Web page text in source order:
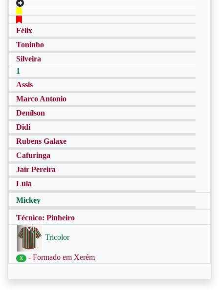
Félix
Toninho
Silveira
1
Assis
Marco Antonio
Denílson
Didi
Rubens Galaxe
Cafuringa
Jair Pereira
Lula
Mickey
Técnico: Pinheiro
Tricolor
X - Formado em Xerém